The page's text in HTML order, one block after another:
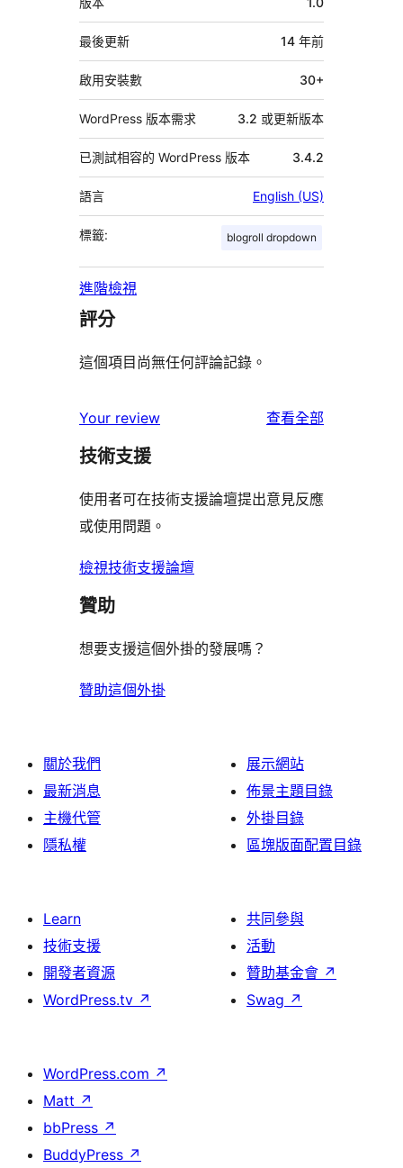
繼
資
料
最後更新 14 年前
啟用安裝數 30+
WordPress 版本需求 3.2 或更新版本
已測試相容的 WordPress 版本 3.4.2
語言 English (US)
標籤: blogroll dropdown
進階檢視
評分
這個項目尚無任何評論記錄。
Your review 查看全部
評
技術支援
使用者可在技術支援論壇提出意見反應
或使用問題。
檢視技術支援論壇
贊助
想要支援這個外掛的發展嗎？
贊助這個外掛
關於我們
最新消息
主機代管
隱私權
展示網站
佈景主題目錄
外掛目錄
區塊版面配置目錄
Learn
技術支援
開發者資源
WordPress.tv ↗
共同參與
活動
贊助基金會 ↗
Swag ↗
WordPress.com ↗
Matt ↗
bbPress ↗
BuddyPress ↗